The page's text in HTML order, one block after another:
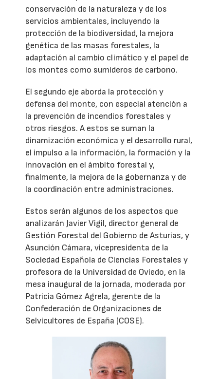
conservación de la naturaleza y de los
servicios ambientales, incluyendo la
protección de la biodiversidad, la mejora
genética de las masas forestales, la
adaptación al cambio climático y el papel de
los montes como sumideros de carbono.
El segundo eje aborda la protección y
defensa del monte, con especial atención a
la prevención de incendios forestales y
otros riesgos. A estos se suman la
dinamización económica y el desarrollo rural,
el impulso a la información, la formación y la
innovación en el ámbito forestal y,
finalmente, la mejora de la gobernanza y de
la coordinación entre administraciones.
Estos serán algunos de los aspectos que
analizarán Javier Vigil, director general de
Gestión Forestal del Gobierno de Asturias, y
Asunción Cámara, vicepresidenta de la
Sociedad Española de Ciencias Forestales y
profesora de la Universidad de Oviedo, en la
mesa inaugural de la jornada, moderada por
Patricia Gómez Agrela, gerente de la
Confederación de Organizaciones de
Selvicultores de España (COSE).